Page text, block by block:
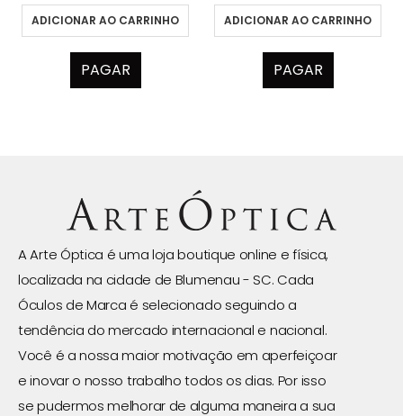
ADICIONAR AO CARRINHO
PAGAR
ADICIONAR AO CARRINHO
PAGAR
A Arte Óptica é uma loja boutique online e física,
localizada na cidade de Blumenau - SC. Cada
Óculos de Marca é selecionado seguindo a
tendência do mercado internacional e nacional.
Você é a nossa maior motivação em aperfeiçoar
e inovar o nosso trabalho todos os dias. Por isso
se pudermos melhorar de alguma maneira a sua